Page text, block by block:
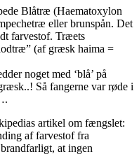
Blåtræ (Haematoxylon
eller brunspån. Det
farvestof. Træets
(af græsk haima =
noget med ‘blå’ på
Så fangerne var røde i
artikel om fængslet:
af farvestof fra
at ingen